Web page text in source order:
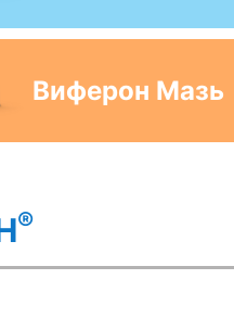
Виферон Мазь
®